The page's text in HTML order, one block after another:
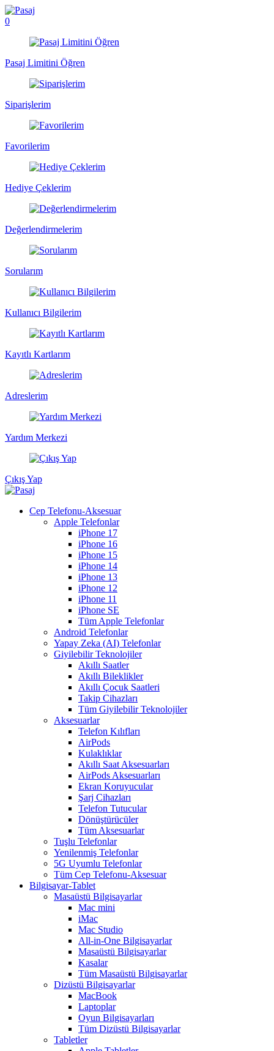
0
Pasaj Limitini Öğren
Siparişlerim
Favorilerim
Hediye Çeklerim
Değerlendirmelerim
Sorularım
Kullanıcı Bilgilerim
Kayıtlı Kartlarım
Adreslerim
Yardım Merkezi
Çıkış Yap
Cep Telefonu-Aksesuar
Apple Telefonlar
iPhone 17
iPhone 16
iPhone 15
iPhone 14
iPhone 13
iPhone 12
iPhone 11
iPhone SE
Tüm Apple Telefonlar
Android Telefonlar
Yapay Zeka (AI) Telefonlar
Giyilebilir Teknolojiler
Akıllı Saatler
Akıllı Bileklikler
Akıllı Çocuk Saatleri
Takip Cihazları
Tüm Giyilebilir Teknolojiler
Aksesuarlar
Telefon Kılıfları
AirPods
Kulaklıklar
Akıllı Saat Aksesuarları
AirPods Aksesuarları
Ekran Koruyucular
Şarj Cihazları
Telefon Tutucular
Dönüştürücüler
Tüm Aksesuarlar
Tuşlu Telefonlar
Yenilenmiş Telefonlar
5G Uyumlu Telefonlar
Tüm Cep Telefonu-Aksesuar
Bilgisayar-Tablet
Masaüstü Bilgisayarlar
Mac mini
iMac
Mac Studio
All-in-One Bilgisayarlar
Masaüstü Bilgisayarlar
Kasalar
Tüm Masaüstü Bilgisayarlar
Dizüstü Bilgisayarlar
MacBook
Laptoplar
Oyun Bilgisayarları
Tüm Dizüstü Bilgisayarlar
Tabletler